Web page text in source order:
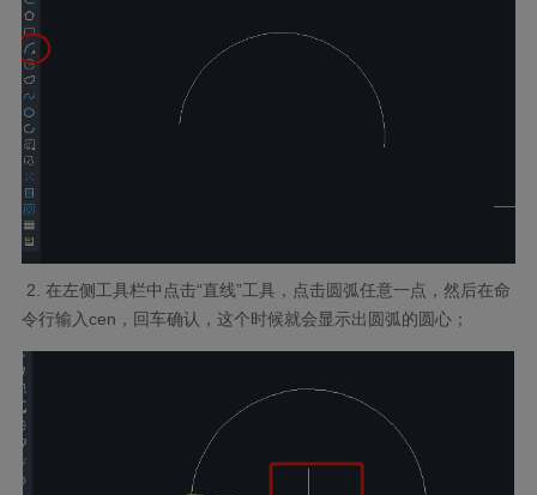
2. 在左侧工具栏中点击“直线”工具，点击圆弧任意一点，然后在命
令行输入cen，回车确认，这个时候就会显示出圆弧的圆心；